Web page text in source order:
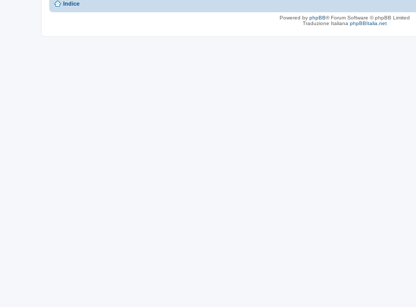
Indice
Powered by phpBB® Forum Software © phpBB Limited
Traduzione Italiana phpBBItalia.net